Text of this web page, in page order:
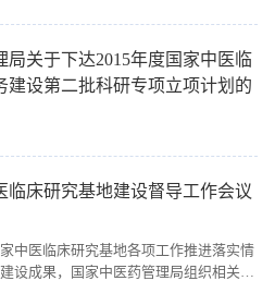
局关于下达2015年度国家中医临
建设第二批科研专项立项计划的
临床研究基地建设督导工作会议
中医临床研究基地各项工作推进落实情
设成果，国家中医药管理局组织相关专